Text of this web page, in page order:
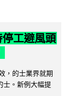
工避風頭
，的士業界就期
士。新例大幅提